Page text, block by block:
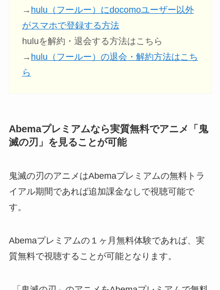
→ hulu（フールー）にdocomoユーザー以外
がスマホで登録する方法
huluを解約・退会する方法はこちら
→ hulu（フールー）の退会・解約方法はこち
ら
Abemaプレミアムなら実質無料でアニメ「鬼
滅の刃」 を見ることが可能
鬼滅の刃のアニメはAbemaプレミアムの無料トラ
イアル期間であれば追加課金なしで視聴可能で
す。
Abemaプレミアムの１ヶ月無料体験であれば、実
質無料で視聴することが可能となります。